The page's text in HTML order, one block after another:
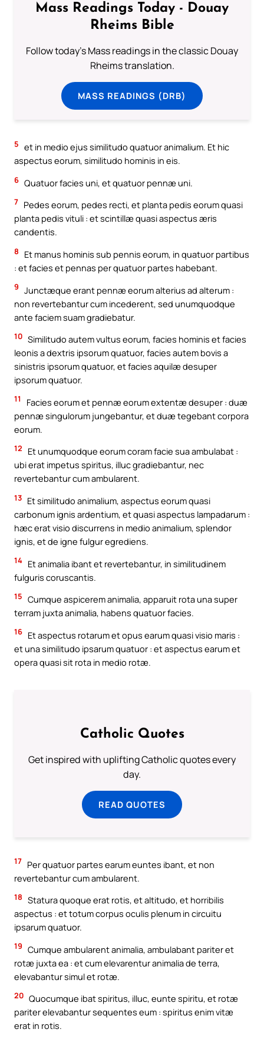
Mass Readings Today - Douay
Rheims Bible
Follow today's Mass readings in the classic Douay
Rheims translation.
MASS READINGS (DRB)
5 et in medio ejus similitudo quatuor animalium. Et hic
aspectus eorum, similitudo hominis in eis.
6 Quatuor facies uni, et quatuor pennæ uni.
7 Pedes eorum, pedes recti, et planta pedis eorum quasi
planta pedis vituli : et scintillæ quasi aspectus æris
candentis.
8
Et manus hominis sub pennis eorum, in quatuor partibus
: et facies et pennas per quatuor partes habebant.
9 Junctæque erant pennæ eorum alterius ad alterum :
non revertebantur cum incederent, sed unumquodque
ante faciem suam gradiebatur.
10 Similitudo autem vultus eorum, facies hominis et facies
leonis a dextris ipsorum quatuor, facies autem bovis a
sinistris ipsorum quatuor, et facies aquilæ desuper
ipsorum quatuor.
11
Facies eorum et pennæ eorum extentæ desuper : duæ
pennæ singulorum jungebantur, et duæ tegebant corpora
eorum.
12
Et unumquodque eorum coram facie sua ambulabat :
ubi erat impetus spiritus, illuc gradiebantur, nec
revertebantur cum ambularent.
13 Et similitudo animalium, aspectus eorum quasi
carbonum ignis ardentium, et quasi aspectus lampadarum :
hæc erat visio discurrens in medio animalium, splendor
ignis, et de igne fulgur egrediens.
14 Et animalia ibant et revertebantur, in similitudinem
fulguris coruscantis.
15 Cumque aspicerem animalia, apparuit rota una super
terram juxta animalia, habens quatuor facies.
16 Et aspectus rotarum et opus earum quasi visio maris :
et una similitudo ipsarum quatuor : et aspectus earum et
opera quasi sit rota in medio rotæ.
Catholic Quotes
Get inspired with uplifting Catholic quotes every
day.
READ QUOTES
17 Per quatuor partes earum euntes ibant, et non
revertebantur cum ambularent.
18 Statura quoque erat rotis, et altitudo, et horribilis
aspectus : et totum corpus oculis plenum in circuitu
ipsarum quatuor.
19 Cumque ambularent animalia, ambulabant pariter et
rotæ juxta ea : et cum elevarentur animalia de terra,
elevabantur simul et rotæ.
20 Quocumque ibat spiritus, illuc, eunte spiritu, et rotæ
pariter elevabantur sequentes eum : spiritus enim vitæ
erat in rotis.